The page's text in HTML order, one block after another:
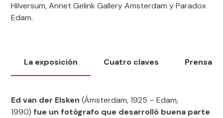
Hilversum, Annet Gelink Gallery Amsterdam y Paradox
Edam.
La exposición Cuatro claves Prensa
Ed van der Elsken (Ámsterdam, 1925 – Edam,
1990) fue un fotógrafo que desarrolló buena parte